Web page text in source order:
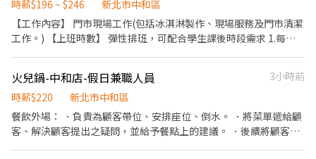
年起，公司提供年度健檢照顧你的健康 ◆ 保險：除勞、健、勞退
外，公司更為你投保團保維護你的安全 ◆ 員工用餐折扣：每月任職
滿50小時，即享有乙次員工折扣優惠85折簡訊，除了自用也能分享
給親友共享唷 ◆ 生日/節慶禮卷： 你生日我慶祝，生日當月我們提
福利禮券 好好與家人歡慶 你旅遊我贊助，每年職福會提供你旅遊津
貼 好好享受幸福人生 ◎ 詳細工作時間於面試時告知
時薪$196 ~ $246
新北市中和區
【工作內容】 門市現場工作(包括冰淇淋製作、現場服務及門市清潔
工作。) 【上班時數】 彈性排班，可配合學生課後時段需求 1.每週
學習訓練，來創造顧客無與倫比的冰淇淋體驗 1.新進學習訓練(教室
課程/實作課程訓練) 2.晉升訓練(時薪娛樂經理培訓課程) 【福利】
我們會依公司的經營成果，規劃員工福利讓夥伴和公司一起成長 1.
保險制度：勞保、健保、團保(意外險)、職災保險、退休金提撥6%
火兒鍋-中和店-假日兼職人員
3小時前
時薪$220
新北市中和區
餐飲外場： ．負責為顧客帶位、安排座位、倒水。 ．將菜單遞給顧
客、解決顧客提出之疑問，並給予餐點上的建議。 ．後續將顧客點